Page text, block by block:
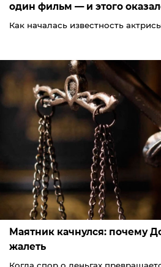
один фильм — и этого
Как началась известность
Маятник качнулся: почему
жалеть